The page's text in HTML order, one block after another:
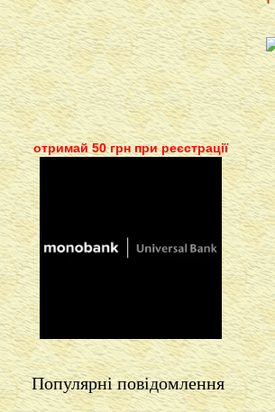
отримай 50 грн при реєстрації
Популярні повідомлення